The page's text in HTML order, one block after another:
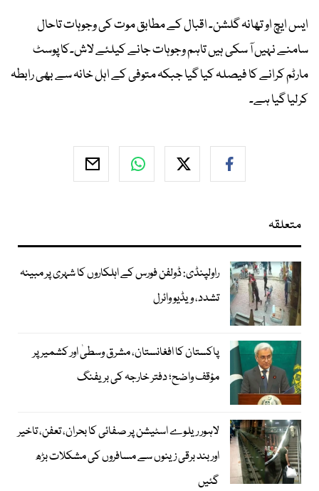
ایس ایچ او تھانہ گلشن۔ اقبال کے مطابق موت کی وجوہات تاحال
سامنے نہیں آ سکی ہیں تاہم وجوہات جانے کیلئے لاش۔کا پوسٹ
مارٹم کرانے کا فیصلہ کیا گیا جبکہ متوفی کے اہل خانہ سے بھی رابطہ
کرلیا گیا ہے۔
متعلقہ
راولپنڈی: ڈولفن فورس کے اہلکاروں کا شہری پر مبینہ
تشدد، ویڈیو وائرل
پاکستان کا افغانستان، مشرق وسطیٰ اور کشمیر پر
مؤقف واضح؛ دفتر خارجہ کی بریفنگ
لاہور ریلوے اسٹیشن پر صفائی کا بحران، تعفن، تاخیر
اور بند برقی زینوں سے مسافروں کی مشکلات بڑھ
گئیں